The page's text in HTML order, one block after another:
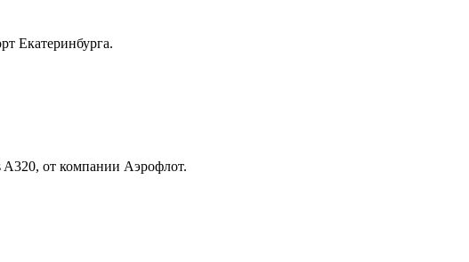
Екатеринбурга.
от компании Аэрофлот.